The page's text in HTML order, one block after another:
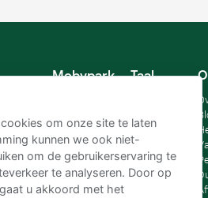
Mobypark
Taal
Spaans
Frankrijk
Italiaans
Nederlands
om onze site te laten
kunnen we ook niet-
om de gebruikerservaring te
te analyseren. Door op
u akkoord met het